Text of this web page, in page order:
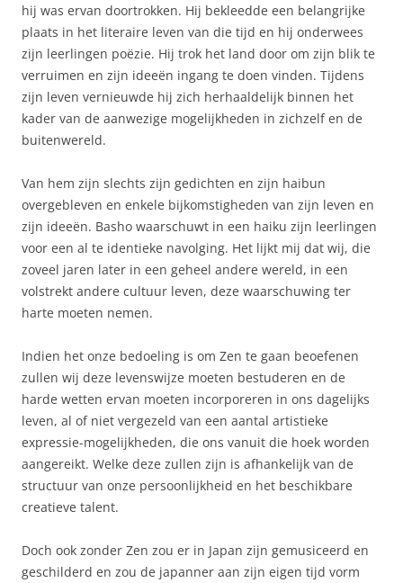
hij was ervan doortrokken. Hij bekleedde een belangrijke
plaats in het literaire leven van die tijd en hij onderwees
zijn leerlingen poëzie. Hij trok het land door om zijn blik te
verruimen en zijn ideeën ingang te doen vinden. Tijdens
zijn leven vernieuwde hij zich herhaaldelijk binnen het
kader van de aanwezige mogelijkheden in zichzelf en de
buitenwereld.
Van hem zijn slechts zijn gedichten en zijn haibun
overgebleven en enkele bijkomstigheden van zijn leven en
zijn ideeën. Basho waarschuwt in een haiku zijn leerlingen
voor een al te identieke navolging. Het lijkt mij dat wij, die
zoveel jaren later in een geheel andere wereld, in een
volstrekt andere cultuur leven, deze waarschuwing ter
harte moeten nemen.
Indien het onze bedoeling is om Zen te gaan beoefenen
zullen wij deze levenswijze moeten bestuderen en de
harde wetten ervan moeten incorporeren in ons dagelijks
leven, al of niet vergezeld van een aantal artistieke
expressie-mogelijkheden, die ons vanuit die hoek worden
aangereikt. Welke deze zullen zijn is afhankelijk van de
structuur van onze persoonlijkheid en het beschikbare
creatieve talent.
Doch ook zonder Zen zou er in Japan zijn gemusiceerd en
geschilderd en zou de japanner aan zijn eigen tijd vorm